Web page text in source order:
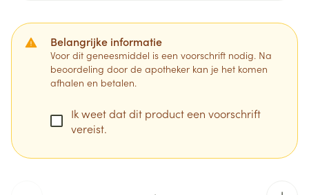
Belangrijke informatie
Voor dit geneesmiddel is een voorschrift nodig. Na
beoordeling door de apotheker kan je het komen
afhalen en betalen.
Ik weet dat dit product een voorschrift
vereist.